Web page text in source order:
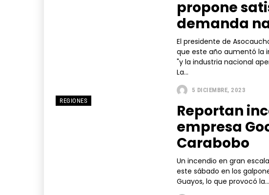
propone
demanda
El presidente de
que este año aumentó la
"y la industria nacional
La...
5 DICIEMBRE, 2023
REGIONES
Reportan
empresa
Carabobo
Un incendio en gran
este sábado en los
Guayos, lo que provocó la...